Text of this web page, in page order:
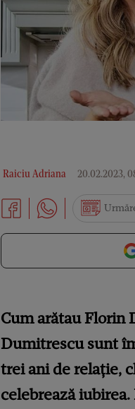
Raiciu Adriana 20.02.2023,
Cum arătau Florin
Dumitrescu sunt
trei ani de relație,
celebrează